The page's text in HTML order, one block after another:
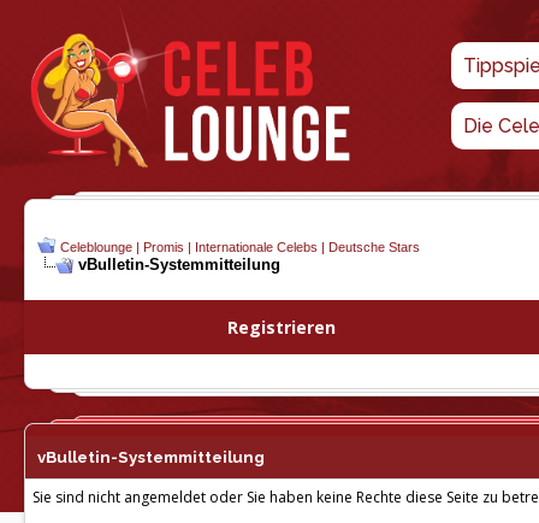
Die
Celeblounge | Promis | Internationale Celebs | Deutsche Stars
vBulletin-Systemmitteilung
Registrieren
vBulletin-Systemmitteilung
Sie sind nicht angemeldet oder Sie haben keine Rechte diese Seite zu